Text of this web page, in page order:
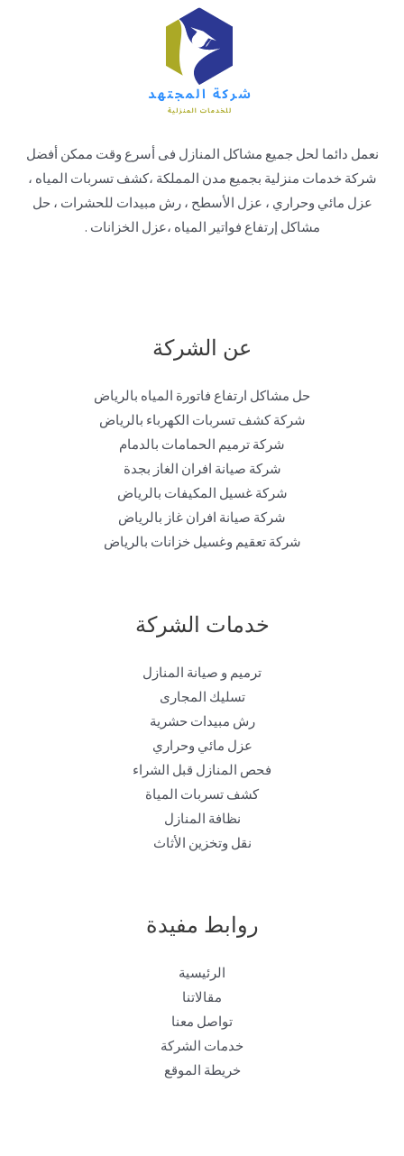
نعمل دائما لحل جميع مشاكل المنازل فى أسرع وقت ممكن أفضل
شركة خدمات منزلية بجميع مدن المملكة ،كشف تسربات المياه ،
عزل مائي وحراري ، عزل الأسطح ، رش مبيدات للحشرات ، حل
مشاكل إرتفاع فواتير المياه ،عزل الخزانات .
عن الشركة
حل مشاكل ارتفاع فاتورة المياه بالرياض
شركة كشف تسربات الكهرباء بالرياض
شركة ترميم الحمامات بالدمام
شركة صيانة افران الغاز بجدة
شركة غسيل المكيفات بالرياض
شركة صيانة افران غاز بالرياض
شركة تعقيم وغسيل خزانات بالرياض
خدمات الشركة
ترميم و صيانة المنازل
تسليك المجارى
رش مبيدات حشرية
عزل مائي وحراري
فحص المنازل قبل الشراء
كشف تسربات المياة
نظافة المنازل
نقل وتخزين الأثاث
روابط مفيدة
الرئيسية
مقالاتنا
تواصل معنا
خدمات الشركة
خريطة الموقع